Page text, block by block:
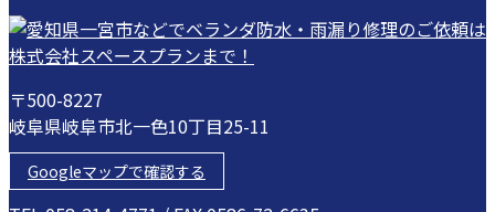
〒500-8227
岐阜県岐阜市北一色10丁目25-11
Googleマップで確認する